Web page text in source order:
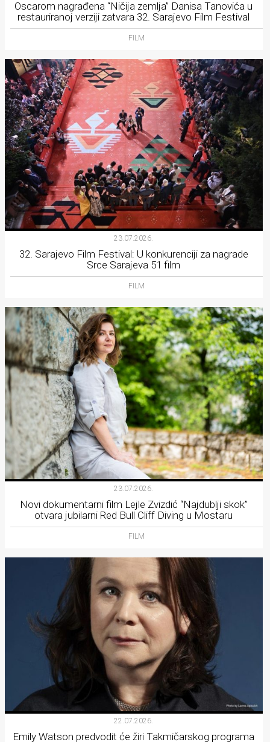
Oscarom nagrađena “Ničija zemlja” Danisa Tanovića u
restauriranoj verziji zatvara 32. Sarajevo Film Festival
FILM
23.07.2026.
32. Sarajevo Film Festival: U konkurenciji za nagrade
Srce Sarajeva 51 film
FILM
23.07.2026.
Novi dokumentarni film Lejle Zvizdić “Najdublji skok”
otvara jubilarni Red Bull Cliff Diving u Mostaru
FILM
22.07.2026.
Emily Watson predvodit će žiri Takmičarskog programa